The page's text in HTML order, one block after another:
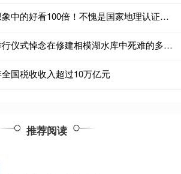
大连股票配资 比我想象中的好看100倍！不愧是国家地理认证，超级治愈
证券怎么杠杆 日本举行仪式悼念在修建相模湖水库中死难的多国劳工(4)
国税收收入超过10万亿元
推荐阅读